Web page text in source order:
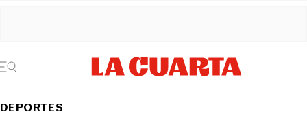
DEPORTES